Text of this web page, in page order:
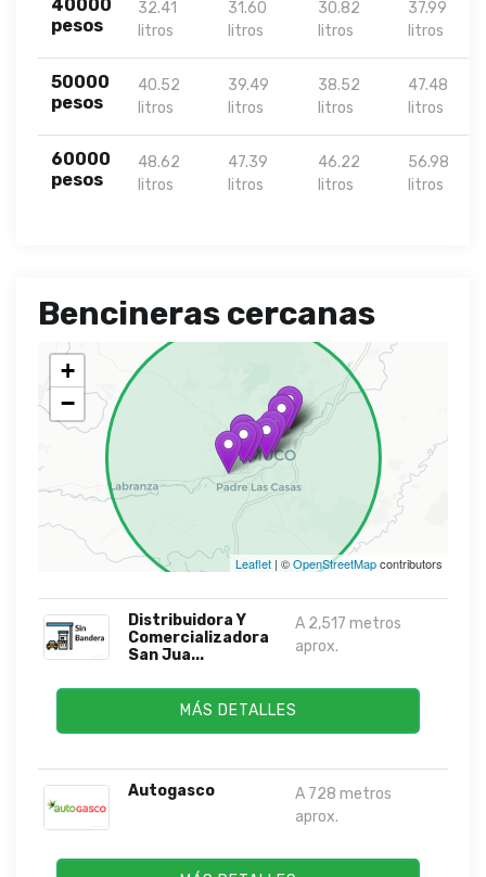
40000
pesos
32.41
litros
31.60
litros
30.82
litros
37.99
litros
50000
pesos
40.52
litros
39.49
litros
38.52
litros
47.48
litros
60000
pesos
48.62
litros
47.39
litros
46.22
litros
56.98
litros
Bencineras cercanas
+
−
Leaflet | ©OpenStreetMapcontributors
Distribuidora Y
Comercializadora
San Jua...
A 2,517 metros
aprox.
MÁS DETALLES
Autogasco
A 728 metros
aprox.